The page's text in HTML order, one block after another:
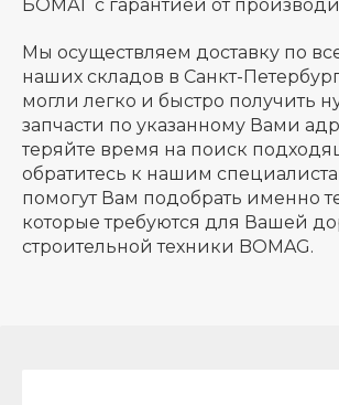
БОМАГ с гарантией от
Мы осуществляем доставку по
наших складов в Санкт-
могли легко и быстро получить
запчасти по указанному Вами
теряйте время на поиск
обратитесь к нашим
помогут Вам подобрать именно
которые требуются для Вашей
строительной техники BOMAG.